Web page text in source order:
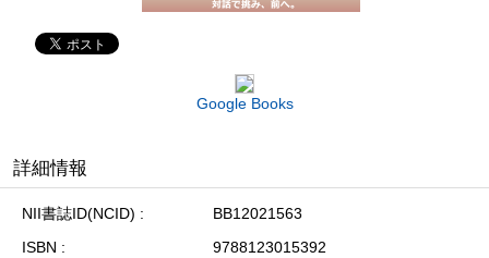
Google Books
詳細情報
NII書誌ID(NCID)
BB12021563
ISBN
9788123015392